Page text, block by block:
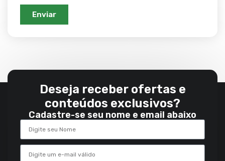
Enviar
Deseja receber ofertas e
conteúdos exclusivos?
Cadastre-se seu nome e email abaixo